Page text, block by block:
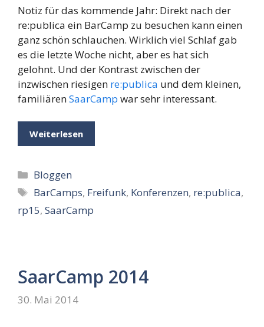
Notiz für das kommende Jahr: Direkt nach der
re:publica ein BarCamp zu besuchen kann einen
ganz schön schlauchen. Wirklich viel Schlaf gab
es die letzte Woche nicht, aber es hat sich
gelohnt. Und der Kontrast zwischen der
inzwischen riesigen re:publica und dem kleinen,
familiärenSaarCamp war sehr interessant.
Weiterlesen
Kategorien
Bloggen
Schlagwörter
BarCamps, Freifunk, Konferenzen, re:publica,
rp15, SaarCamp
SaarCamp 2014
30. Mai 2014